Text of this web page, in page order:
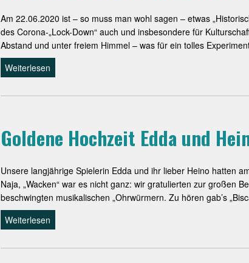
Am 22.06.2020 ist – so muss man wohl sagen – etwas
des Corona-„Lock-Down“ auch und insbesondere für
Abstand und unter freiem Himmel – was für ein tolles
Weiterlesen
Goldene Hochzeit Edda und
Unsere langjährige Spielerin Edda und ihr lieber Heino hatten
Naja, „Wacken“ war es nicht ganz: wir gratulierten zur großen
beschwingten musikalischen „Ohrwürmern. Zu hören gab’s
Weiterlesen